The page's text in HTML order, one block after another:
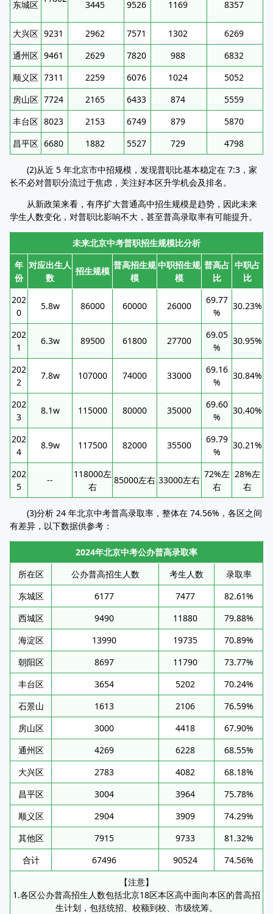
东城区 3445 9526 1169 8357
大兴区 9231 2962 7571 1302
6269
通州区 9461 2629 7820 988
6832
顺义区 7311 2259 6076 1024
5052
房山区 7724 2165 6433 874
5559
丰台区 8023 2153 6749 879
5870
昌平区 6680 1882 5527 729 4798
(2)从近 5 年北京市中招规模，发现普职比基本稳定在 7:3，家
长不必对普职分流过于焦虑，关注好本区升学机会及排名。
从新政策来看，有序扩大普通高中招生规模是趋势，因此未来
学生人数变化，对普职比影响不大，甚至普高录取率有可能提升。
未来北京中考普职招生规模比分析
年
份
对应出生人
数
招生规模
普高招生规
模
中职招生规
模
普高占
比
中职占
比
202
0
5.8w 86000 60000 26000
69.77
%
30.23%
202
1
6.3w 89500 61800 27700
69.05
%
30.95%
202
2
7.8w 107000 74000 33000
69.16
%
30.84%
202
3
8.1w 115000 80000 35000
69.60
%
30.40%
202
4
8.9w 117500 82000 35500
69.79
%
30.21%
202
5
--
118000左
右
85000左右 33000左右
72%左
右
28%左
右
(3)分析 24 年北京中考普高录取率，整体在 74.56%，各区之间
有差异，以下数据供参考：
2024年北京中考公办普高录取率
所在区
公办普高招生人数 考生人数
录取率
东城区
6177 7477
82.61%
西城区
9490 11880
79.88%
海淀区
13990 19735
70.89%
朝阳区
8697 11790
73.77%
丰台区
3654 5202
70.24%
石景山
1613 2106
76.59%
房山区
3000 4418
67.90%
通州区
4269 6228
68.55%
大兴区
2783 4082
68.18%
昌平区
3004 3964
75.78%
顺义区
2904 3909
74.29%
其他区
7915 9733
81.32%
合计
67496 90524
74.56%
【注意】
1.各区公办普高招生人数包括北京18区本区高中面向本区的普高招
生计划，包括统招、校额到校、市级统筹。